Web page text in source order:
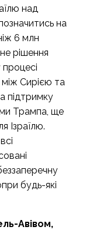
над
на
6 млн
рішення
між Сирією та
підтримку
Трампа, ще
Ізраїлю.
будь-які
Авівом,